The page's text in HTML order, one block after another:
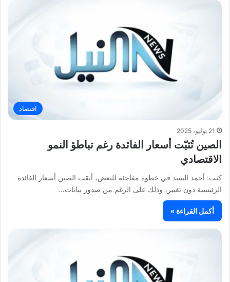
اقتصاد
21 يوليو، 2025
الصين تُثبّت أسعار الفائدة رغم تباطؤ النمو
الاقتصادي
كتب: أحمد السيد في خطوة مفاجئة للبعض، أبقت الصين أسعار الفائدة
الرئيسية دون تغيير، وذلك على الرغم من صدور بيانات…
أكمل القراءة »